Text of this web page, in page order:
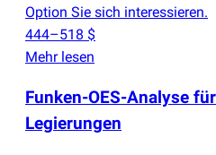
Option Sie sich interessieren.
444–518 $
Mehr lesen
Funken-OES-Analyse
Legierungen